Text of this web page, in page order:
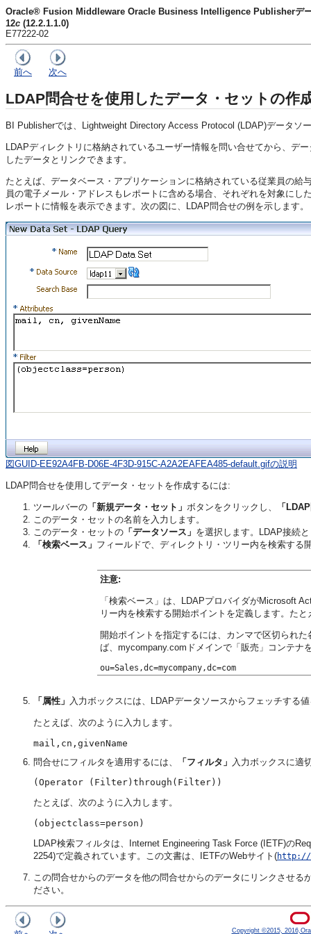
Oracle® Fusion Middleware Oracle Business Intelligence Publisherデ
12c (12.2.1.1.0)
E77222-02
前へ 次へ
LDAP問合せを使用したデータ・セットの作
BI Publisherでは、Lightweight Directory Access Protocol (LDAP)データソ
LDAPディレクトリに格納されているユーザー情報を問い合せてから、デ
したデータとリンクできます。
たとえば、データベース・アプリケーションに格納されている従業員の
員の電子メール・アドレスもレポートに含める場合、それぞれを対象に
レポートに情報を表示できます。次の図に、LDAP問合せの例を示します。
図GUID-EE92A4FB-D06E-4F3D-915C-A2A2EAFEA485-default.gifの説明
LDAP問合せを使用してデータ・セットを作成するには:
ツールバーの 「新規データ・セット」 ボタンをクリックし、
「
このデータ・セットの名前を入力します。
このデータ・セットの 「データソース」 を選択します。LDAP接続
「検索ベース」 フィールドで、ディレクトリ・ツリー内を検索する
注意:
「検索ベース」は、LDAPプロバイダがMicrosoft
リー内を検索する開始ポイントを定義します。た
開始ポイントを指定するには、カンマで区切られ
ば、mycompany.comドメインで「販売」コンテナ
ou=Sales,dc=mycompany,dc=com
「属性」 入力ボックスには、LDAPデータソースからフェッチする
たとえば、次のように入力します。
mail,cn,givenName
問合せにフィルタを適用するには、
「フィルタ」 入力ボックスに適
(Operator (Filter)through(Filter))
たとえば、次のように入力します。
(objectclass=person)
LDAP検索フィルタは、Internet Engineering Task Force (IETF)の
2254)で定義されています。この文書は、IETFのWebサイト(http://
この問合せからのデータを他の問合せからのデータにリンクさせ
ださい。
Copyright ©2015,